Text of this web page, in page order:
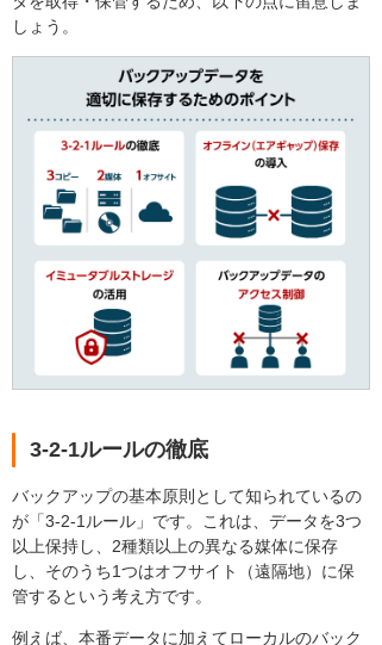
しょう。
3-2-1ルールの徹底
バックアップの基本原則として知られているの
が「3-2-1ルール」です。これは、データを3つ
以上保持し、2種類以上の異なる媒体に保存
し、そのうち1つはオフサイト（遠隔地）に保
管するという考え方です。
例えば、本番データに加えてローカルのバック